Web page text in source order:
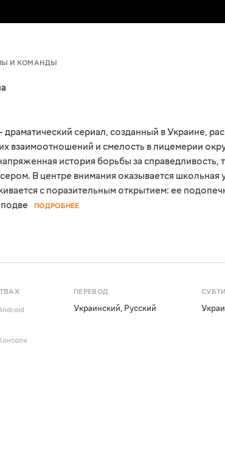
И КОМАНДЫ
драматический сериал, созданный в Украине,
взаимоотношений и смелость в лицемерии
история борьбы за справедливость,
В центре внимания оказывается школьная
с поразительным открытием: ее
ПОДРОБНЕЕ
ПЕРЕВОД
Украинский, Русский